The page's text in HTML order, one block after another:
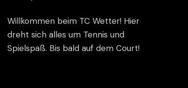
Willkommen beim TC Wetter! Hier
dreht sich alles um Tennis und
Spielspaß. Bis bald auf dem Court!